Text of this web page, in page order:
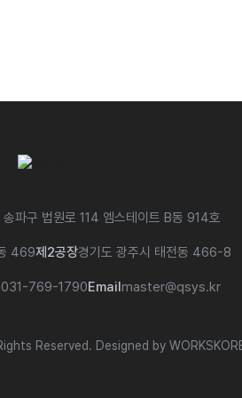
송파구 법원로 114 엠스테이트 B동 914호
469제2공장경기도 광주시 태전동 466-8
031-769-1790Emailmaster@qsys.kr
Reserved. Designed by